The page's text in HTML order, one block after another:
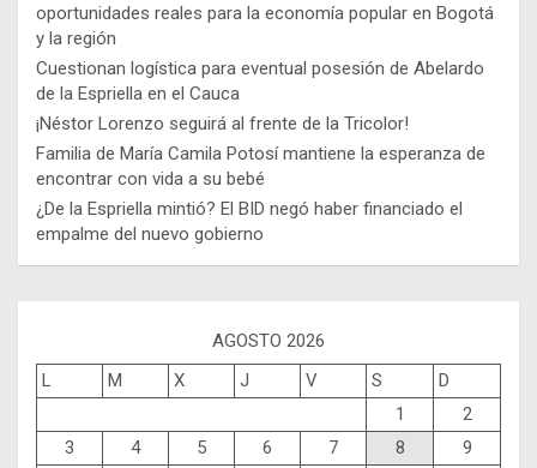
oportunidades reales para la economía popular en Bogotá
y la región
Cuestionan logística para eventual posesión de Abelardo
de la Espriella en el Cauca
¡Néstor Lorenzo seguirá al frente de la Tricolor!
Familia de María Camila Potosí mantiene la esperanza de
encontrar con vida a su bebé
¿De la Espriella mintió? El BID negó haber financiado el
empalme del nuevo gobierno
AGOSTO 2026
L
M X J V S
D
1
2
3
4 5 6 7 8
9